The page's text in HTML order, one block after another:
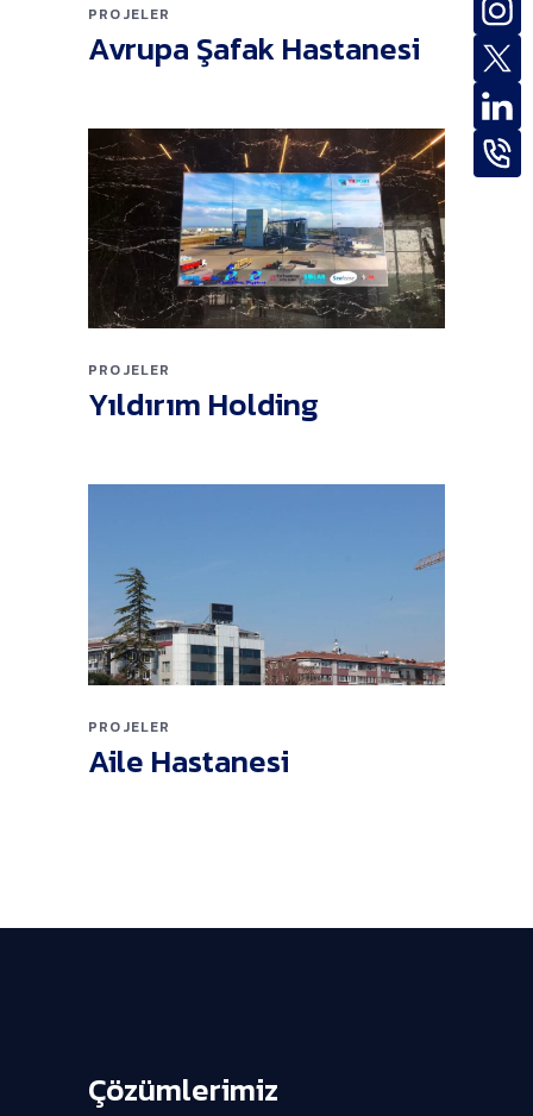
PROJELER
Avrupa Şafak Hastanesi
PROJELER
Yıldırım Holding
PROJELER
Aile Hastanesi
Çözümlerimiz